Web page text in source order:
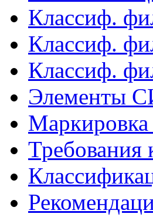
Классиф.
Классиф.
Классиф.
Элементы
Маркировка
Требования